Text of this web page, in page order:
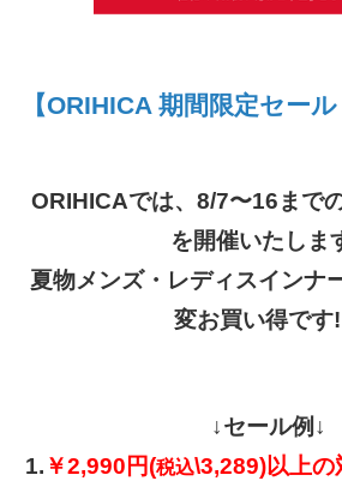
【ORIHICA 期間限定セール
ORIHICAでは、8/7〜16まで
を開催いたしま
夏物メンズ・レディスインナ
変お買い得です!
↓セール例↓
1. ￥2,990円(税込\3,289)以上の